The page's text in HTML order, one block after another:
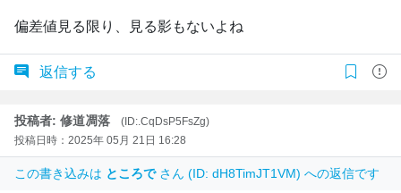
偏差値見る限り、見る影もないよね
返信する
投稿者: 修道凋落
(ID:.CqDsP5FsZg)
投稿日時：2025年 05月 21日 16:28
この書き込みは ところで さん (ID: dH8TimJT1VM) への返信です